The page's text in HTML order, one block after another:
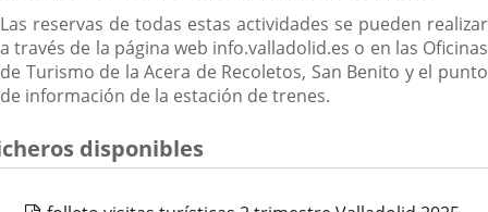
Las reservas de todas estas actividades se pueden realizar
a través de la página web info.valladolid.es o en las Oficinas
de Turismo de la Acera de Recoletos, San Benito y el punto
de información de la estación de trenes.
disponibles